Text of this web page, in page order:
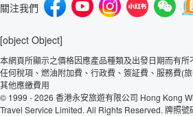
關注我們
[object Object]
本網頁所顯示之價格因應產品種類及出發日期而有所
任何稅項、燃油附加費、行政費、簽証費、服務費(
其他應繳費用
© 1999 - 2026 香港永安旅遊有限公司 Hong Kong
Travel Service Limited. All Rights Reserved. 牌照號